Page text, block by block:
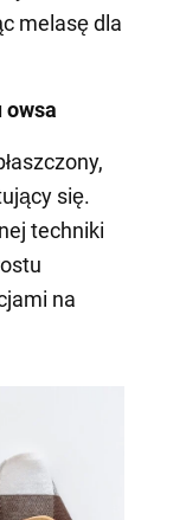
melasę dla
owsa
się.
techniki
na